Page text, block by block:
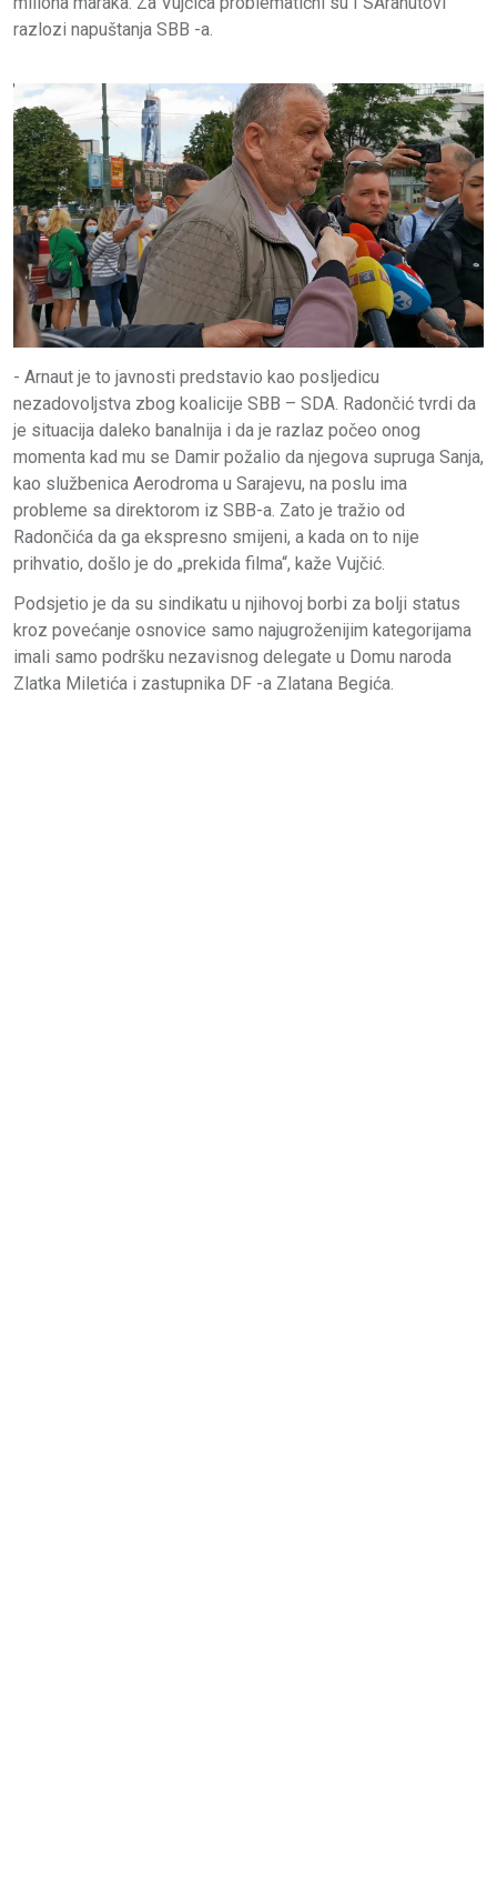
razlozi napuštanja SBB -a.
- Arnaut je to javnosti predstavio kao posljedicu
nezadovoljstva zbog koalicije SBB – SDA. Radončić tvrdi da
je situacija daleko banalnija i da je razlaz počeo onog
momenta kad mu se Damir požalio da njegova supruga Sanja,
kao službenica Aerodroma u Sarajevu, na poslu ima
probleme sa direktorom iz SBB-a. Zato je tražio od
Radončića da ga ekspresno smijeni, a kada on to nije
prihvatio, došlo je do „prekida filma“, kaže Vujčić.
Podsjetio je da su sindikatu u njihovoj borbi za bolji status
kroz povećanje osnovice samo najugroženijim kategorijama
imali samo podršku nezavisnog delegate u Domu naroda
Zlatka Miletića i zastupnika DF -a Zlatana Begića.